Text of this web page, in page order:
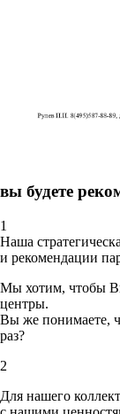
вы будете
1
Наша
и рекомендации
Мы хотим, чтобы
центры.
Вы же понимаете,
раз?
2
Для нашего